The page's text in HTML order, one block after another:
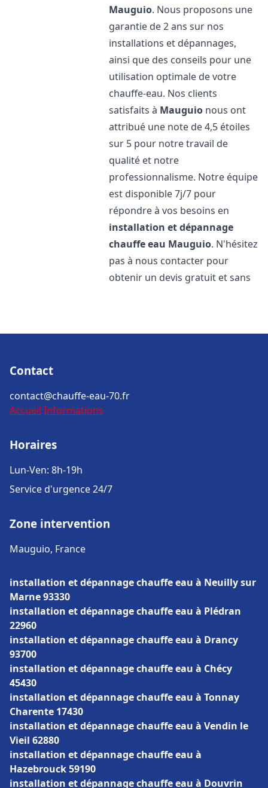
Mauguio. Nous proposons une
garantie de 2 ans sur nos
installations et dépannages,
ainsi que des conseils pour une
utilisation optimale de votre
chauffe-eau. Nos clients
satisfaits à Mauguio nous ont
attribué une note de 4,5 étoiles
sur 5 pour notre travail de
qualité et notre
professionnalisme. Notre équipe
est disponible 7j/7 pour
répondre à vos besoins en
installation et dépannage
chauffe eau Mauguio. N'hésitez
pas à nous contacter pour
obtenir un devis gratuit et sans
Contact
contact@chauffe-eau-70.fr
Accueil Informations
Horaires
Lun-Ven: 8h-19h
Service d'urgence 24/7
Zone intervention
Mauguio, France
installation et dépannage chauffe eau à Neuilly sur
Marne 93330
installation et dépannage chauffe eau à Plédran
22960
installation et dépannage chauffe eau à Drancy
93700
installation et dépannage chauffe eau à Chécy
45430
installation et dépannage chauffe eau à Tonnay
Charente 17430
installation et dépannage chauffe eau à Vendin le
Vieil 62880
installation et dépannage chauffe eau à
Hazebrouck 59190
installation et dépannage chauffe eau à Douvrin